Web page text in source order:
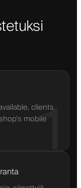
1
clients
mobile